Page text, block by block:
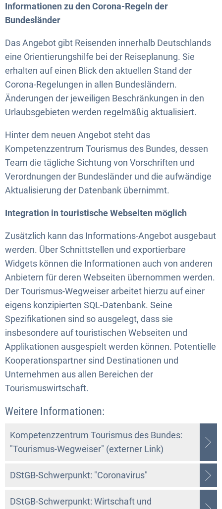
Informationen zu den Corona-Regeln der
Bundesländer
Das Angebot gibt Reisenden innerhalb Deutschlands
eine Orientierungshilfe bei der Reiseplanung. Sie
erhalten auf einen Blick den aktuellen Stand der
Corona-Regelungen in allen Bundesländern.
Änderungen der jeweiligen Beschränkungen in den
Urlaubsgebieten werden regelmäßig aktualisiert.
Hinter dem neuen Angebot steht das
Kompetenzzentrum Tourismus des Bundes, dessen
Team die tägliche Sichtung von Vorschriften und
Verordnungen der Bundesländer und die aufwändige
Aktualisierung der Datenbank übernimmt.
Integration in touristische Webseiten möglich
Zusätzlich kann das Informations-Angebot ausgebaut
werden. Über Schnittstellen und exportierbare
Widgets können die Informationen auch von anderen
Anbietern für deren Webseiten übernommen werden.
Der Tourismus-Wegweiser arbeitet hierzu auf einer
eigens konzipierten SQL-Datenbank. Seine
Spezifikationen sind so ausgelegt, dass sie
insbesondere auf touristischen Webseiten und
Applikationen ausgespielt werden können. Potentielle
Kooperationspartner sind Destinationen und
Unternehmen aus allen Bereichen der
Tourismuswirtschaft.
Weitere Informationen:
Kompetenzzentrum Tourismus des Bundes:
"Tourismus-Wegweiser" (externer Link)
DStGB-Schwerpunkt: "Coronavirus"
DStGB-Schwerpunkt: Wirtschaft und